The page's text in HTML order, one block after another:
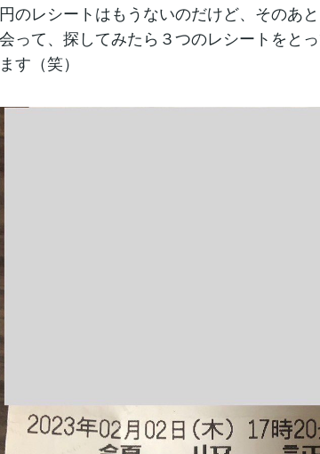
のレシートはもうないのだけど、そのあ
って、探してみたら３つのレシートをと
す（笑）